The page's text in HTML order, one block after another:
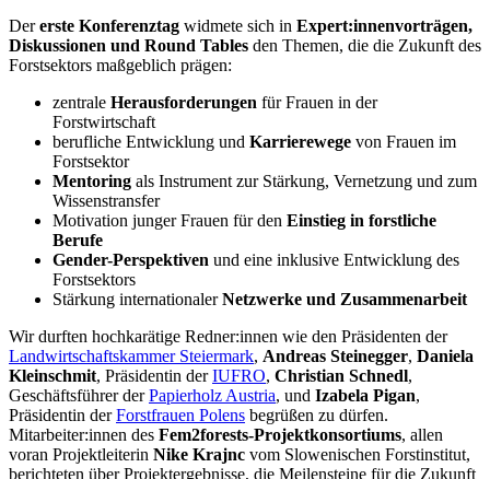
Dererste Konferenztag widmete sich in Expert:innenvorträgen,
Diskussionen und Round Tables den Themen, die die Zukunft des
Forstsektors maßgeblich prägen:
zentrale Herausforderungen für Frauen in der
Forstwirtschaft
berufliche Entwicklung und Karrierewege von Frauen im
Forstsektor
Mentoring als Instrument zur Stärkung, Vernetzung und zum
Wissenstransfer
Motivation junger Frauen für den Einstieg in forstliche
Berufe
Gender-Perspektiven und eine inklusive Entwicklung des
Forstsektors
Stärkung internationalerNetzwerke und Zusammenarbeit
Wir durften hochkarätige Redner:innen wie den Präsidenten der
Landwirtschaftskammer Steiermark, Andreas Steinegger, Daniela
Kleinschmit, Präsidentin derIUFRO, Christian Schnedl,
Geschäftsführer derPapierholz Austria, und Izabela Pigan,
Präsidentin derForstfrauen Polens begrüßen zu dürfen.
Mitarbeiter:innen des Fem2forests-Projektkonsortiums, allen
voran Projektleiterin Nike Krajnc vom Slowenischen Forstinstitut,
berichteten über Projektergebnisse, die Meilensteine für die Zukunft